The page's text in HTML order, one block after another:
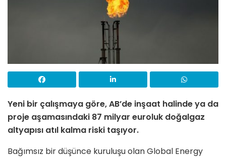
Yeni bir çalışmaya göre, AB’de inşaat halinde ya da
proje aşamasındaki 87 milyar euroluk doğalgaz
altyapısı atıl kalma riski taşıyor.
Bağımsız bir düşünce kuruluşu olan Global Energy